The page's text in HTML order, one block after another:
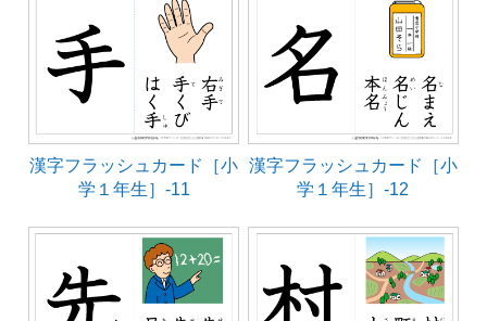
漢字フラッシュカード［小
学１年生］-11
漢字フラッシュカード［小
学１年生］-12